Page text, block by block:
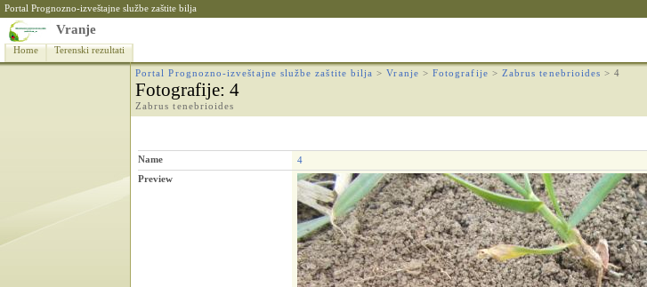
Portal Prognozno-izveštajne službe zaštite bilja
Vranje
Home Terenski rezultati
Portal Prognozno-izveštajne službe zaštite bilja >Vranje >Fotografije > Zabrus tenebrioides >4
Fotografije: 4
Zabrus tenebrioides
Name
4
Preview